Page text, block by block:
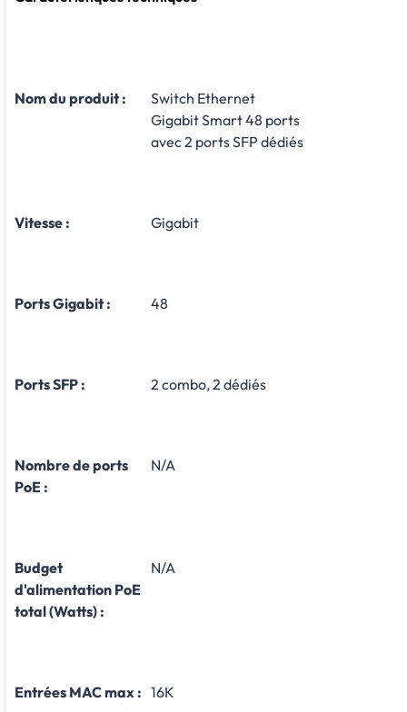
Nom du produit :
Switch Ethernet
Gigabit Smart 48 ports
avec 2 ports SFP dédiés
Vitesse : Gigabit
Ports Gigabit : 48
Ports SFP : 2 combo, 2 dédiés
Nombre de ports
PoE :
N/A
Budget
d'alimentation PoE
total (Watts) :
N/A
Entrées MAC max : 16K